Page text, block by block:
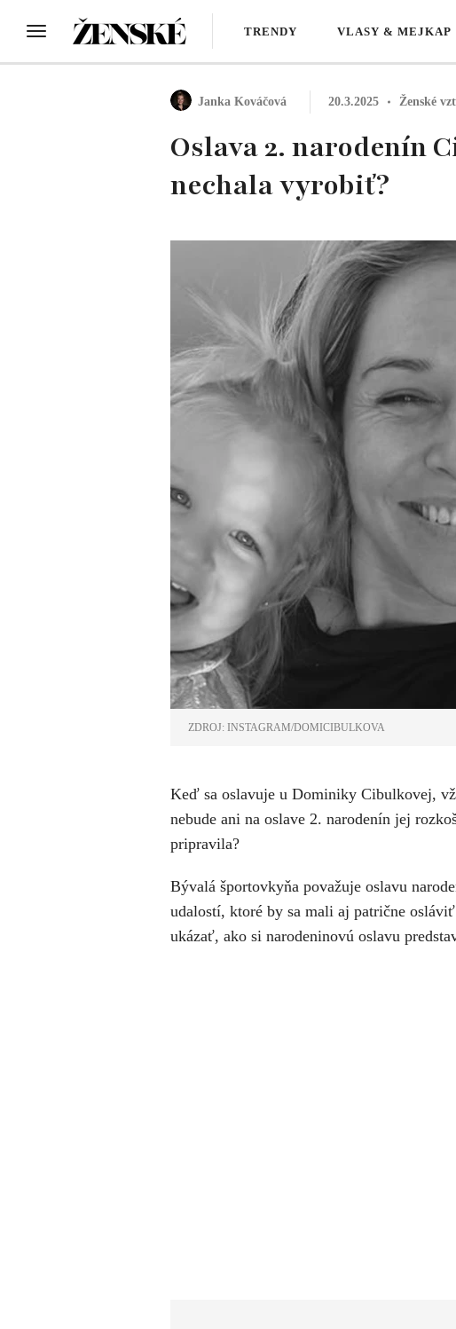
TRENDY VLASY & MEJKAP
Janka Kováčová 20.3.2025 Ženské
Oslava 2. narodenín
nechala vyrobiť?
ZDROJ: INSTAGRAM/DOMICIBULKOVA
Keď sa oslavuje u Dominiky Cibulkovej,
nebude ani na oslave 2. narodenín jej
pripravila?
Bývalá športovkyňa považuje oslavu
udalostí, ktoré by sa mali aj patrične
ukázať, ako si narodeninovú oslavu